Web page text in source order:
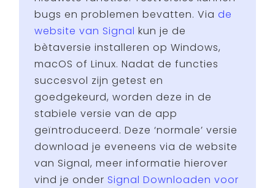
bugs en problemen bevatten. Via de
website van Signal kun je de
bètaversie installeren op Windows,
macOS of Linux. Nadat de functies
succesvol zijn getest en
goedgekeurd, worden deze in de
stabiele versie van de app
geïntroduceerd. Deze ‘normale’ versie
download je eveneens via de website
van Signal, meer informatie hierover
vind je onder Signal Downloaden voor